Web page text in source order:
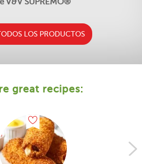
V&V SUPREMO®
LOS PRODUCTOS
great recipes: